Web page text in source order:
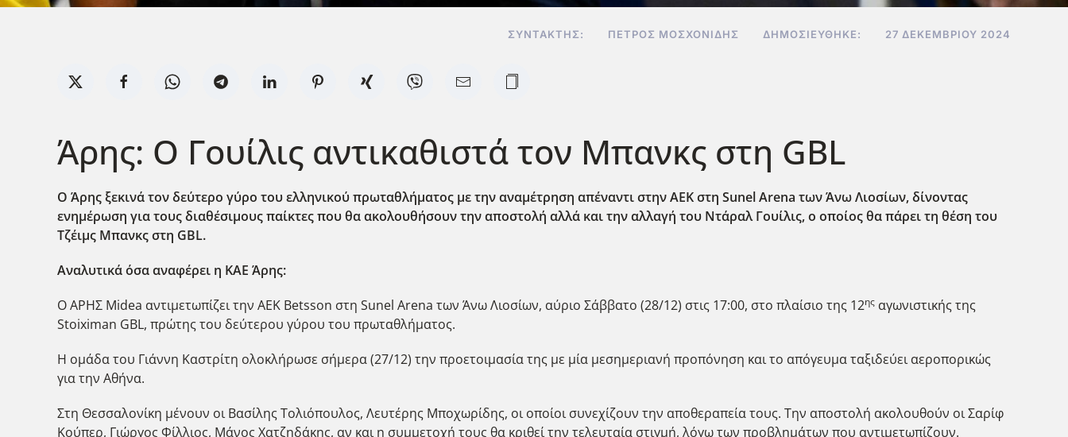
ΣΥΝΤΆΚΤΗΣ: ΠΈΤΡΟΣ ΜΟΣΧΟΝΊΔΗΣ ΔΗΜΟΣΙΕΎΘΗΚΕ: 27 ΔΕΚΕΜΒΡΊΟΥ 2024
Άρης: Ο Γουίλις αντικαθιστά τον Μπανκς στη GBL
Ο Άρης ξεκινά τον δεύτερο γύρο του ελληνικού πρωταθλήματος με την αναμέτρηση απέναντι στην ΑΕΚ στη Sunel Arena των Άνω Λιοσίων, δίνοντας
ενημέρωση για τους διαθέσιμους παίκτες που θα ακολουθήσουν την αποστολή αλλά και την αλλαγή του Ντάραλ Γουίλις, ο οποίος θα πάρει τη θέση του
Τζέιμς Μπανκς στη GBL.
Αναλυτικά όσα αναφέρει η ΚΑΕ Άρης:
Ο ΑΡΗΣ Midea αντιμετωπίζει την ΑΕΚ Betsson στη Sunel Arena των Άνω Λιοσίων, αύριο Σάββατο (28/12) στις 17:00, στο πλαίσιο της 12ης αγωνιστικής της
Stoiximan GBL, πρώτης του δεύτερου γύρου του πρωταθλήματος.
Η ομάδα του Γιάννη Καστρίτη ολοκλήρωσε σήμερα (27/12) την προετοιμασία της με μία μεσημεριανή προπόνηση και το απόγευμα ταξιδεύει αεροπορικώς
για την Αθήνα.
Στη Θεσσαλονίκη μένουν οι Βασίλης Τολιόπουλος, Λευτέρης Μποχωρίδης, οι οποίοι συνεχίζουν την αποθεραπεία τους. Την αποστολή ακολουθούν οι Σαρίφ
Κούπερ, Γιώργος Φίλλιος, Μάνος Χατζηδάκης, αν και η συμμετοχή τους θα κριθεί την τελευταία στιγμή, λόγω των προβλημάτων που αντιμετωπίζουν.